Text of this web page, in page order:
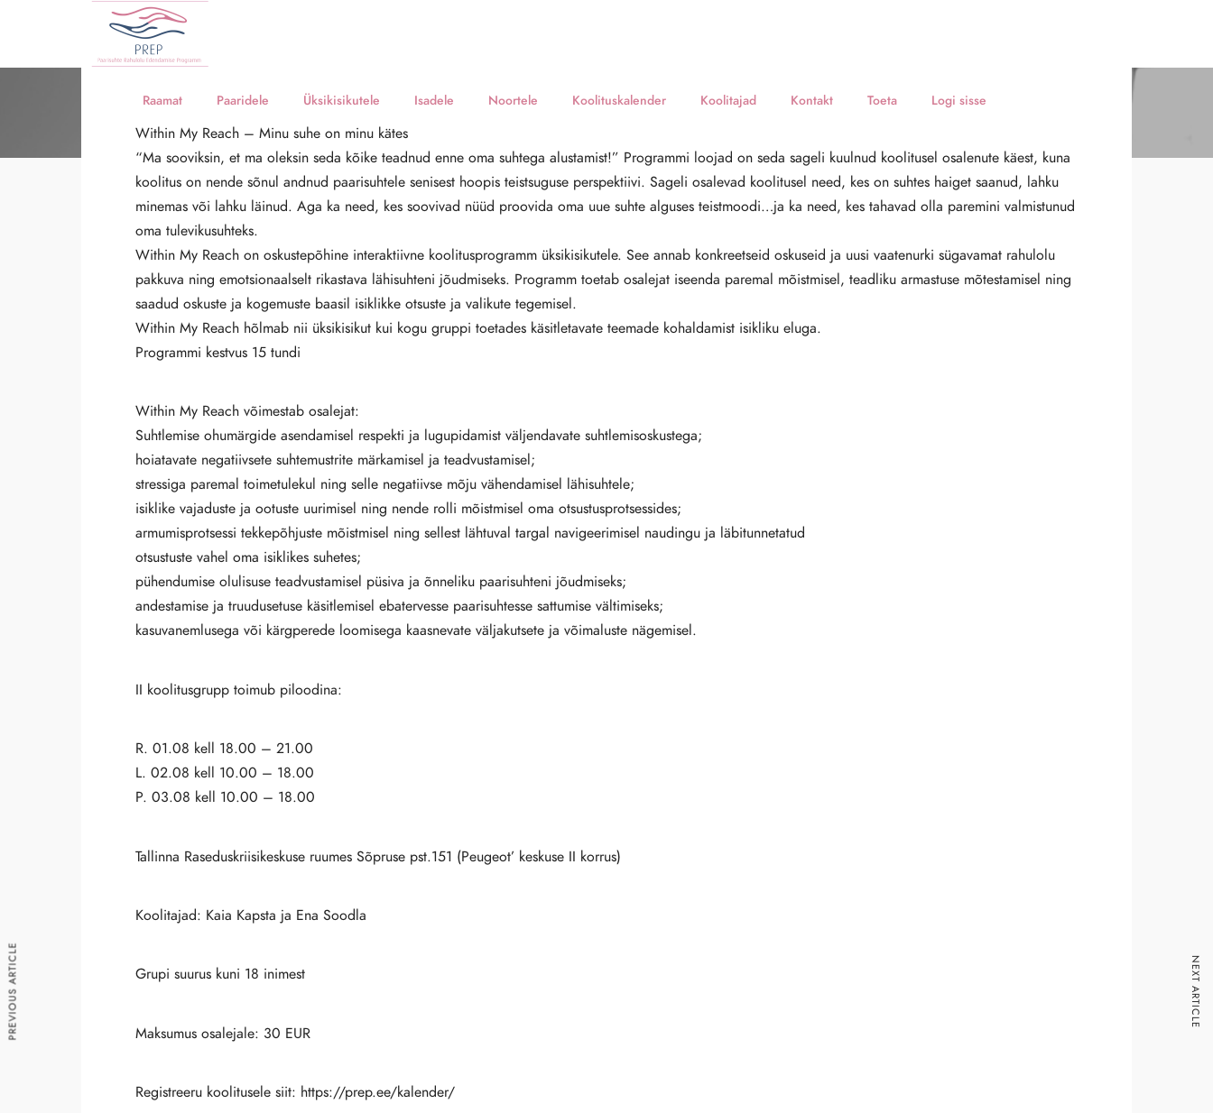
Raamat Paaridele Üksikisikutele Isadele Noortele Koolituskalender Koolitajad Kontakt Toeta Logi sisse
Within My Reach – Minu suhe on minu
kätes! PREP-programm üksikutele!
Within My Reach – Minu suhe on minu kätes
“Ma sooviksin, et ma oleksin seda kõike teadnud enne oma suhtega alustamist!” Programmi loojad on seda sageli kuulnud koolitusel osalenute käest, kuna
koolitus on nende sõnul andnud paarisuhtele senisest hoopis teistsuguse perspektiivi. Sageli osalevad koolitusel need, kes on suhtes haiget saanud, lahku
minemas või lahku läinud. Aga ka need, kes soovivad nüüd proovida oma uue suhte alguses teistmoodi…ja ka need, kes tahavad olla paremini valmistunud
oma tulevikusuhteks.
Within My Reach on oskustepõhine interaktiivne koolitusprogramm üksikisikutele. See annab konkreetseid oskuseid ja uusi vaatenurki sügavamat rahulolu
pakkuva ning emotsionaalselt rikastava lähisuhteni jõudmiseks. Programm toetab osalejat iseenda paremal mõistmisel, teadliku armastuse mõtestamisel ning
saadud oskuste ja kogemuste baasil isiklikke otsuste ja valikute tegemisel.
Within My Reach hõlmab nii üksikisikut kui kogu gruppi toetades käsitletavate teemade kohaldamist isikliku eluga.
Programmi kestvus 15 tundi
Within My Reach võimestab osalejat:
Suhtlemise ohumärgide asendamisel respekti ja lugupidamist väljendavate suhtlemisoskustega;
hoiatavate negatiivsete suhtemustrite märkamisel ja teadvustamisel;
stressiga paremal toimetulekul ning selle negatiivse mõju vähendamisel lähisuhtele;
isiklike vajaduste ja ootuste uurimisel ning nende rolli mõistmisel oma otsustusprotsessides;
armumisprotsessi tekkepõhjuste mõistmisel ning sellest lähtuval targal navigeerimisel naudingu ja läbitunnetatud
otsustuste vahel oma isiklikes suhetes;
pühendumise olulisuse teadvustamisel püsiva ja õnneliku paarisuhteni jõudmiseks;
andestamise ja truudusetuse käsitlemisel ebatervesse paarisuhtesse sattumise vältimiseks;
kasuvanemlusega või kärgperede loomisega kaasnevate väljakutsete ja võimaluste nägemisel.
II koolitusgrupp toimub piloodina:
R. 01.08 kell 18.00 – 21.00
L. 02.08 kell 10.00 – 18.00
P. 03.08 kell 10.00 – 18.00
Tallinna Raseduskriisikeskuse ruumes Sõpruse pst.151 (Peugeot’ keskuse II korrus)
Koolitajad: Kaia Kapsta ja Ena Soodla
Grupi suurus kuni 18 inimest
Maksumus osalejale: 30 EUR
Registreeru koolitusele siit: https://prep.ee/kalender/
PREVIOUS ARTICLE NEXT ARTICLE